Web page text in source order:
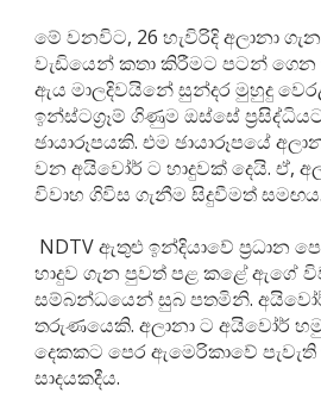
මේ වනවිට, 26 හැවිරිදි අලානා
වැඩියෙන් කතා කිරීමට පටන් ගෙන
ඇය මාලදිවයිනේ සුන්දර මුහුදු
ඉන්ස්ටග්‍රෑම් ගිණුම ඔස්සේ
ඡායාරූපයකි. එම ඡායාරූපයේ
වන අයිවෝර් ට හාදුවක් දෙයි. ඒ,
විවාහ ගිවිස ගැනීම සිදුවීමත් සමඟය.
NDTV ඇතුළු ඉන්දියාවේ ප්‍රධාන
හාදුව ගැන පුවත් පළ කළේ ඇගේ
සම්බන්ධයෙන් සුබ පතමිනි.
තරුණයෙකි. අලානා ට අයිවෝර්
දෙකකට පෙර ඇමෙරිකාවේ
සාදයකදීය.